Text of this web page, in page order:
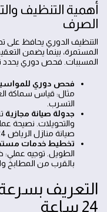
أهمية التنظيف
الصرف
التنظيف الدوري يحافظ على
المستمرة، بينما يضمن
المسببات. فحص دوري يحدد
فحص دوري
مثال: قياس سماكة
التسرب.
جدولة صيانة مجازية
والتحويلات. نصيحة
صيانة منازل الرياض 24 ساعة لضمان التغطية المستمرة.
تخطيط خدمات
الطويل. توجيه
بالقرب من المطابخ
التعريف
24 ساعة